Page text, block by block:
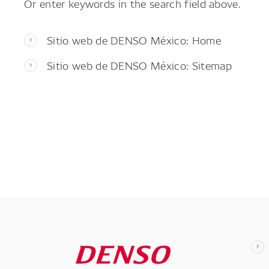
Sitio web de DENSO México: Home
Sitio web de DENSO México: Sitemap